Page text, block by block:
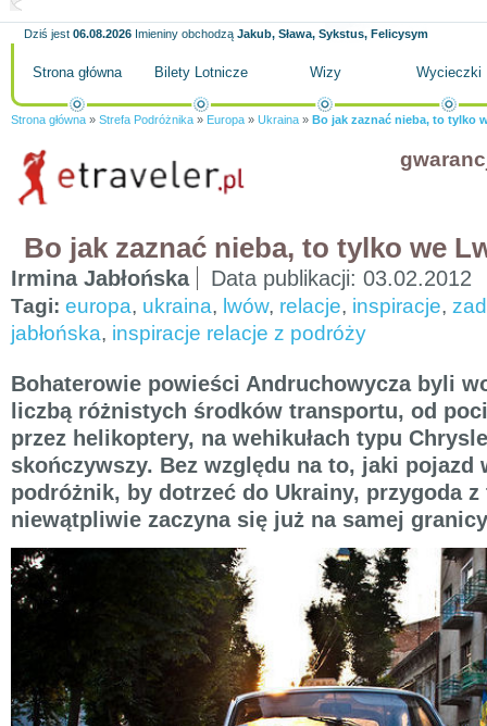
Dziś jest 06.08.2026 Imieniny obchodzą Jakub, Sława, Sykstus, Felicysym
Strona główna Bilety Lotnicze Wizy Wycieczki
Strona główna » Strefa Podróżnika » Europa » Ukraina » Bo jak zaznać nieba, to tylko
Bo jak zaznać nieba, to tylko we
Irmina Jabłońska Data publikacji: 03.02.2012
Tagi: europa, ukraina, lwów, relacje, inspiracje,
jabłońska, inspiracje relacje z podróży
Bohaterowie powieści Andruchowycza byli
liczbą różnistych środków transportu, od
przez helikoptery, na wehikułach typu
skończywszy. Bez względu na to, jaki pojazd
podróżnik, by dotrzeć do Ukrainy, przygoda
niewątpliwie zaczyna się już na samej